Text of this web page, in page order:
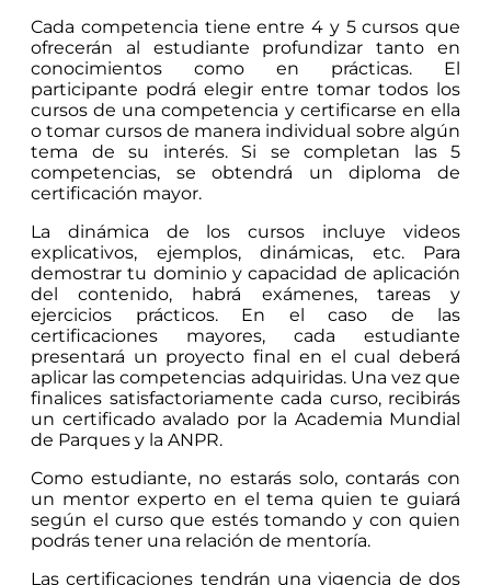
Cada competencia tiene entre 4 y 5 cursos que
ofrecerán al estudiante profundizar tanto en
conocimientos como en prácticas. El
participante podrá elegir entre tomar todos los
cursos de una competencia y certificarse en ella
o tomar cursos de manera individual sobre algún
tema de su interés. Si se completan las 5
competencias, se obtendrá un diploma de
certificación mayor.
La dinámica de los cursos incluye videos
explicativos, ejemplos, dinámicas, etc. Para
demostrar tu dominio y capacidad de aplicación
del contenido, habrá exámenes, tareas y
ejercicios prácticos. En el caso de las
certificaciones mayores, cada estudiante
presentará un proyecto final en el cual deberá
aplicar las competencias adquiridas. Una vez que
finalices satisfactoriamente cada curso, recibirás
un certificado avalado por la Academia Mundial
de Parques y la ANPR.
Como estudiante, no estarás solo, contarás con
un mentor experto en el tema quien te guiará
según el curso que estés tomando y con quien
podrás tener una relación de mentoría.
Las certificaciones tendrán una vigencia de dos